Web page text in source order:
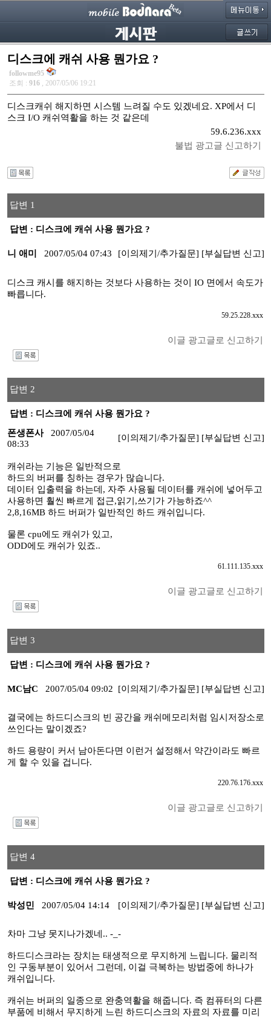
디스크에 캐쉬 사용 뭔가요 ?
followme95
조회 : 916 , 2007/05/06 19:21
디스크캐쉬 해지하면 시스템 느려질 수도 있겠네요. XP에서 디
스크 I/O 캐쉬역활을 하는 것 같은데
59.6.236.xxx
불법 광고글 신고하기
답변 1
답변 : 디스크에 캐쉬 사용 뭔가요 ?
니 애미 2007/05/04 07:43 [이의제기/추가질문] [부실답변 신고]
디스크 캐시를 해지하는 것보다 사용하는 것이 IO 면에서 속도가
빠릅니다.
59.25.228.xxx
이글 광고글로 신고하기
답변 2
답변 : 디스크에 캐쉬 사용 뭔가요 ?
폰생폰사
2007/05/04
08:33
[이의제기/추가질문] [부실답변 신고]
캐쉬라는 기능은 일반적으로
하드의 버퍼를 칭하는 경우가 많습니다.
데이터 입출력을 하는데, 자주 사용될 데이터를 캐쉬에 넣어두고
사용하면 훨씬 빠르게 접근,읽기,쓰기가 가능하죠^^
2,8,16MB 하드 버퍼가 일반적인 하드 캐쉬입니다.
물론 cpu에도 캐쉬가 있고,
ODD에도 캐쉬가 있죠..
61.111.135.xxx
이글 광고글로 신고하기
답변 3
답변 : 디스크에 캐쉬 사용 뭔가요 ?
MC남C 2007/05/04 09:02 [이의제기/추가질문] [부실답변 신고]
결국에는 하드디스크의 빈 공간을 캐쉬메모리처럼 임시저장소로
쓰인다는 말이겠죠?
하드 용량이 커서 남아돈다면 이런거 설정해서 약간이라도 빠르
게 할 수 있을 겁니다.
220.76.176.xxx
이글 광고글로 신고하기
답변 4
답변 : 디스크에 캐쉬 사용 뭔가요 ?
박성민 2007/05/04 14:14 [이의제기/추가질문] [부실답변 신고]
차마 그냥 못지나가겠네.. -_-
하드디스크라는 장치는 태생적으로 무지하게 느립니다. 물리적
인 구동부분이 있어서 그런데, 이걸 극복하는 방법중에 하나가
캐쉬입니다.
캐쉬는 버퍼의 일종으로 완충역활을 해줍니다. 즉 컴퓨터의 다른
부품에 비해서 무지하게 느린 하드디스크의 자료의 자료를 미리